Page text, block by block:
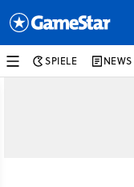
SPIELE NEWS